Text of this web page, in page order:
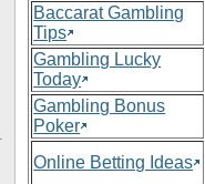
Baccarat Gambling
Tips
Gambling Lucky
Today
Gambling Bonus
Poker
Online Betting Ideas